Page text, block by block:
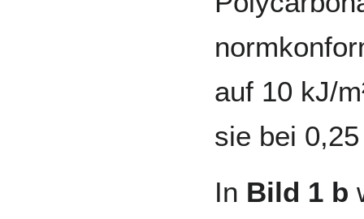
auf 10 kJ/
sie bei
In Bild 1 b